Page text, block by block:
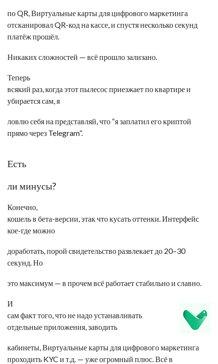
по QR,Виртуальные карты для цифрового маркетинга
отсканировал QR-код на кассе, и спустя несколько секунд
платёж прошёл.
Никаких сложностей — всё прошло зализано.
Теперь
всякий раз, когда этот пылесос приезжает по квартире и
убирается сам, я
ловлю себя на представляй, что “я заплатил его криптой
прямо через Telegram”.
Есть
ли минусы?
Конечно,
кошель в бета-версии, этак что кусать оттенки. Интерфейс
кое-где можно
доработать, порой свидетельство развлекает до 20–30
секунд. Но
это максимум — в прочем всё работает стабильно и славно.
И
сам факт того, что не надо устанавливать
отдельные приложения, заводить
кабинеты,Виртуальные карты для цифрового маркетинга
проходить KYC и т.д. — уже огромный плюс. Всё в